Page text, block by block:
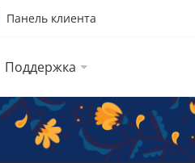
Панель клиента
Поддержка